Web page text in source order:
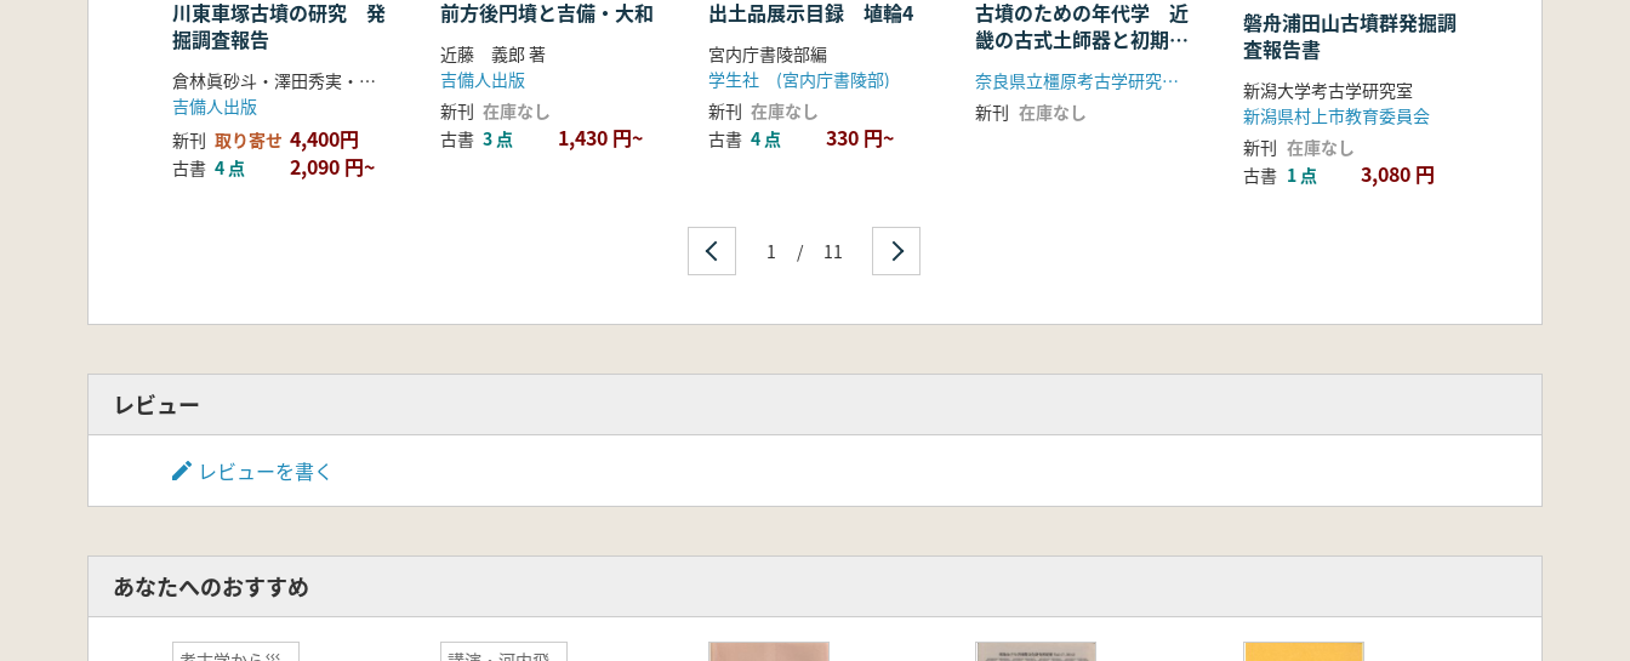
川東車塚古墳の研究 発
掘調査報告
倉林眞砂斗・澤田秀実・君嶋俊行編
吉備人出版
新刊 取り寄せ 4,400円
古書 4 点 2,090 円~
前方後円墳と吉備・大和
近藤 義郎 著
吉備人出版
新刊 在庫なし
古書 3 点 1,430 円~
出土品展示目録 埴輪4
宮内庁書陵部編
学生社 (宮内庁書陵部)
新刊 在庫なし
古書 4 点 330 円~
古墳のための年代学 近
畿の古式土師器と初期埴
輪
奈良県立橿原考古学研究所附属博物館
新刊 在庫なし
磐舟浦田山古墳群発掘調
査報告書
新潟大学考古学研究室
新潟県村上市教育委員会
新刊 在庫なし
古書 1 点 3,080 円
1 / 11
レビュー
レビューを書く
あなたへのおすすめ